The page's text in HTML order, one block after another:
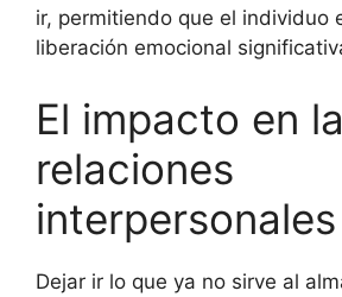
ir, permitiendo que el individuo
liberación emocional
El impacto en
relaciones
interpersonales
Dejar ir lo que ya no sirve al